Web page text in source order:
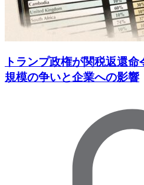
トランプ政権が関税返還
規模の争いと企業への影響